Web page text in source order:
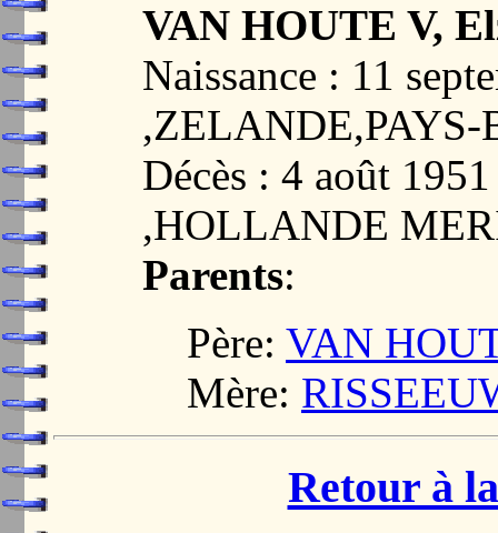
VAN HOUTE V,
Naissance : 11
,ZELANDE,PAYS-
Décès : 4 août
,HOLLANDE
Parents:
Père: VAN
Mère:
Retour à